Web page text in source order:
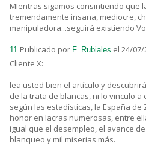
MIentras sigamos consintiendo que
tremendamente insana, mediocre,
manipuladora...seguirá existiendo
11.Publicado por F. Rubiales el 24/07/
Cliente X:
lea usted bien el artículo y
de la trata de blancas, ni lo vinculo a
según las estadísticas, la España
honor en lacras numerosas, entre
igual que el desempleo, el avance
blanqueo y mil miserias más.